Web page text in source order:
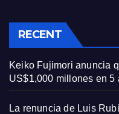
RECENT
Keiko Fujimori anuncia
US$1,000 millones en 5
La renuncia de Luis